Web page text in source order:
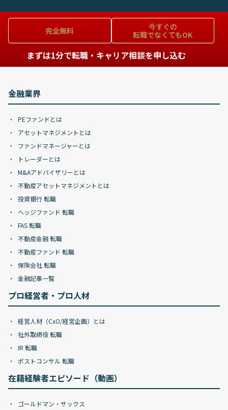
完全無料
今すぐの
転職でなくてもOK
まずは1分で転職・キャリア相談を申し込む
金融業界
PEファンドとは
アセットマネジメントとは
ファンドマネージャーとは
トレーダーとは
M&Aアドバイザリーとは
不動産アセットマネジメントとは
投資銀行 転職
ヘッジファンド 転職
FAS 転職
不動産金融 転職
不動産ファンド 転職
保険会社 転職
金融記事一覧
プロ経営者・プロ人材
経営人材（CxO/経営企画）とは
社外取締役 転職
IR 転職
ポストコンサル 転職
在籍経験者エピソード（動画）
ゴールドマン・サックス